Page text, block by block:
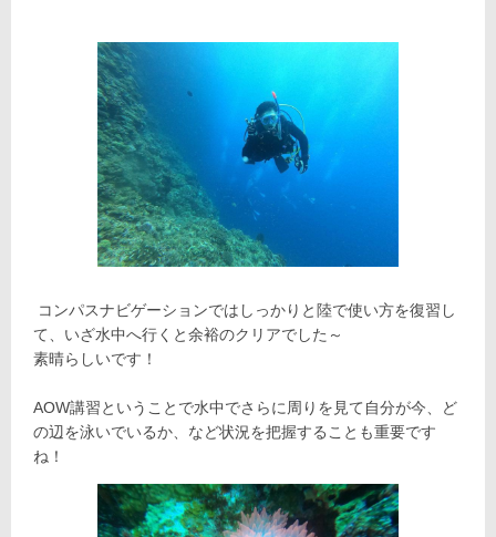
コンパスナビゲーションではしっかりと陸で使い方を復習し
て、いざ水中へ行くと余裕のクリアでした～
素晴らしいです！
AOW講習ということで水中でさらに周りを見て自分が今、ど
の辺を泳いでいるか、など状況を把握することも重要です
ね！